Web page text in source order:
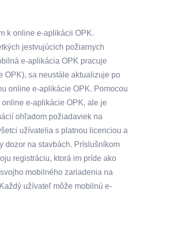
k online e-aplikácii OPK.
jestvujúcich požiarnych
e-aplikácia OPK pracuje
OPK), sa neustále aktualizuje po
online e-aplikácie OPK. Pomocou
e-aplikácie OPK, ale je
ohľadom požiadaviek na
užívatelia s platnou licenciou a
dozor na stavbách. Príslušníkom
registráciu, ktorá im príde ako
mobilného zariadenia na
užívateľ môže mobilnú e-